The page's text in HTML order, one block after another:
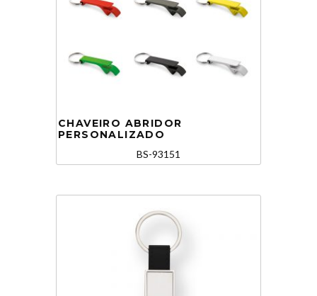
CHAVEIRO ABRIDOR
PERSONALIZADO
BS-93151